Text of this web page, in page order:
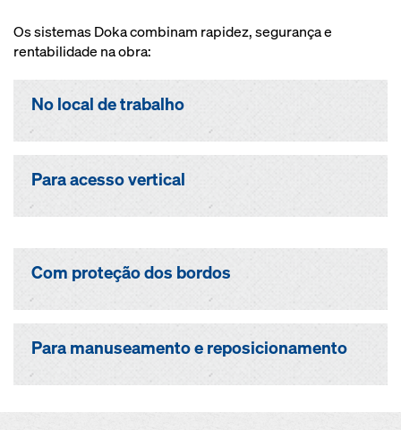
Os sistemas Doka combinam rapidez, segurança e
rentabilidade na obra:
No local de trabalho
Para acesso vertical
Com proteção dos bordos
Para manuseamento e reposicionamento